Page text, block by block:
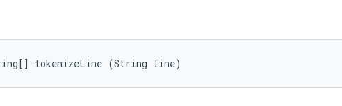
tokenizeLine (String line)